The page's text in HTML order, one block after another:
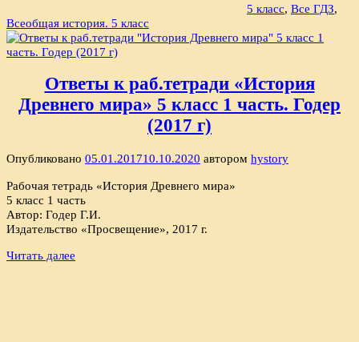
5 класс, Все ГДЗ,
Всеобщая история. 5 класс
Ответы к раб.тетради «История
Древнего мира» 5 класс 1 часть. Годер
(2017 г)
Опубликовано 05.01.201710.10.2020 автором hystory
Рабочая тетрадь «История Древнего мира»
5 класс 1 часть
Автор: Годер Г.И.
Издательство «Просвещение», 2017 г.
Читать далее